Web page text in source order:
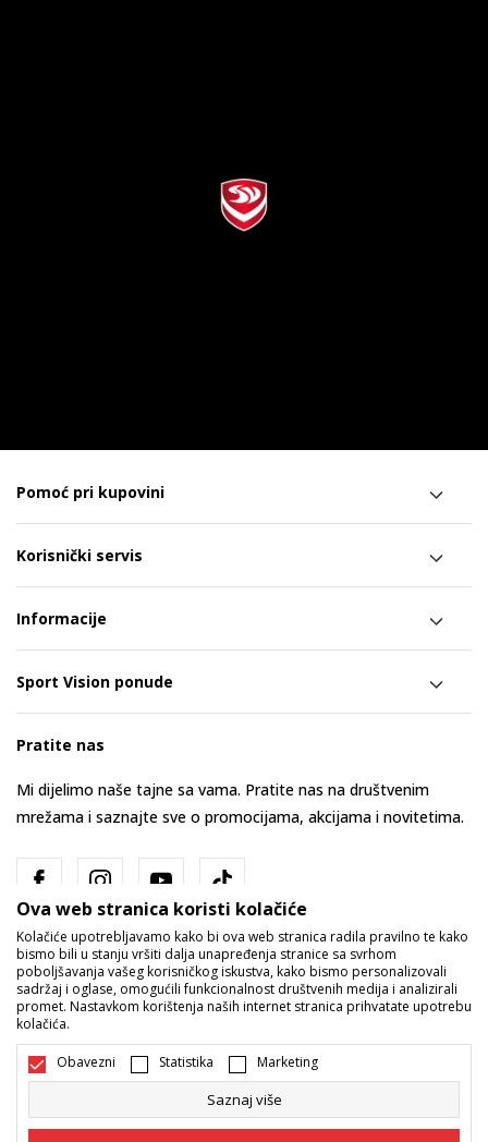
Pomoć pri kupovini
Korisnički servis
Informacije
Sport Vision ponude
Pratite nas
Mi dijelimo naše tajne sa vama. Pratite nas na društvenim
mrežama i saznajte sve o promocijama, akcijama i novitetima.
Bosna i Hercegovina Promijenite
Ova web stranica koristi kolačiće
Kolačiće upotrebljavamo kako bi ova web stranica radila pravilno te kako
bismo bili u stanju vršiti dalja unapređenja stranice sa svrhom
poboljšavanja vašeg korisničkog iskustva, kako bismo personalizovali
sadržaj i oglase, omogućili funkcionalnost društvenih medija i analizirali
promet. Nastavkom korištenja naših internet stranica prihvatate upotrebu
kolačića.
Obavezni Statistika Marketing
Saznaj više